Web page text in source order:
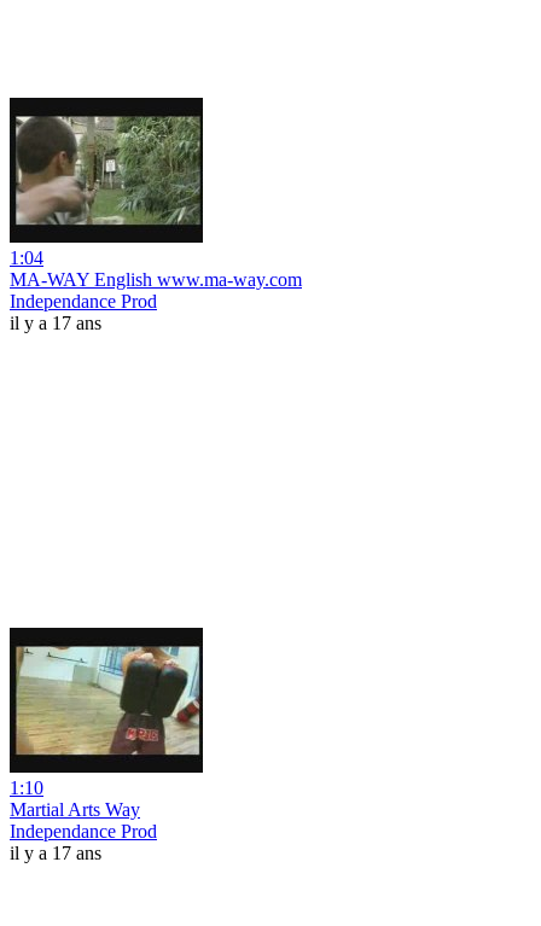
1:04
MA-WAY English www.ma-way.com
Independance Prod
il y a 17 ans
1:10
Martial Arts Way
Independance Prod
il y a 17 ans